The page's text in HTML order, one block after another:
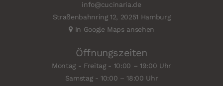
info@cucinaria.de
Straßenbahnring 12, 20251 Hamburg
In Google Maps ansehen
Öffnungszeiten
Montag - Freitag - 10:00 – 19:00 Uhr
Samstag - 10:00 – 18:00 Uhr